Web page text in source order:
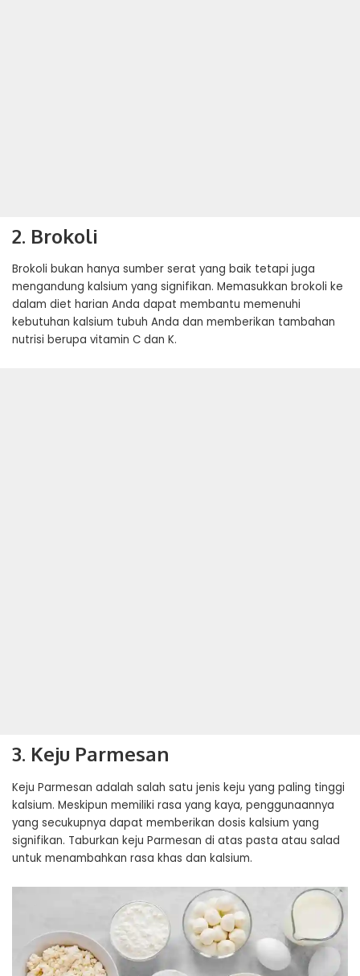
2. Brokoli
Brokoli bukan hanya sumber serat yang baik tetapi juga
mengandung kalsium yang signifikan. Memasukkan brokoli ke
dalam diet harian Anda dapat membantu memenuhi
kebutuhan kalsium tubuh Anda dan memberikan tambahan
nutrisi berupa vitamin C dan K.
3. Keju Parmesan
Keju Parmesan adalah salah satu jenis keju yang paling tinggi
kalsium. Meskipun memiliki rasa yang kaya, penggunaannya
yang secukupnya dapat memberikan dosis kalsium yang
signifikan. Taburkan keju Parmesan di atas pasta atau salad
untuk menambahkan rasa khas dan kalsium.